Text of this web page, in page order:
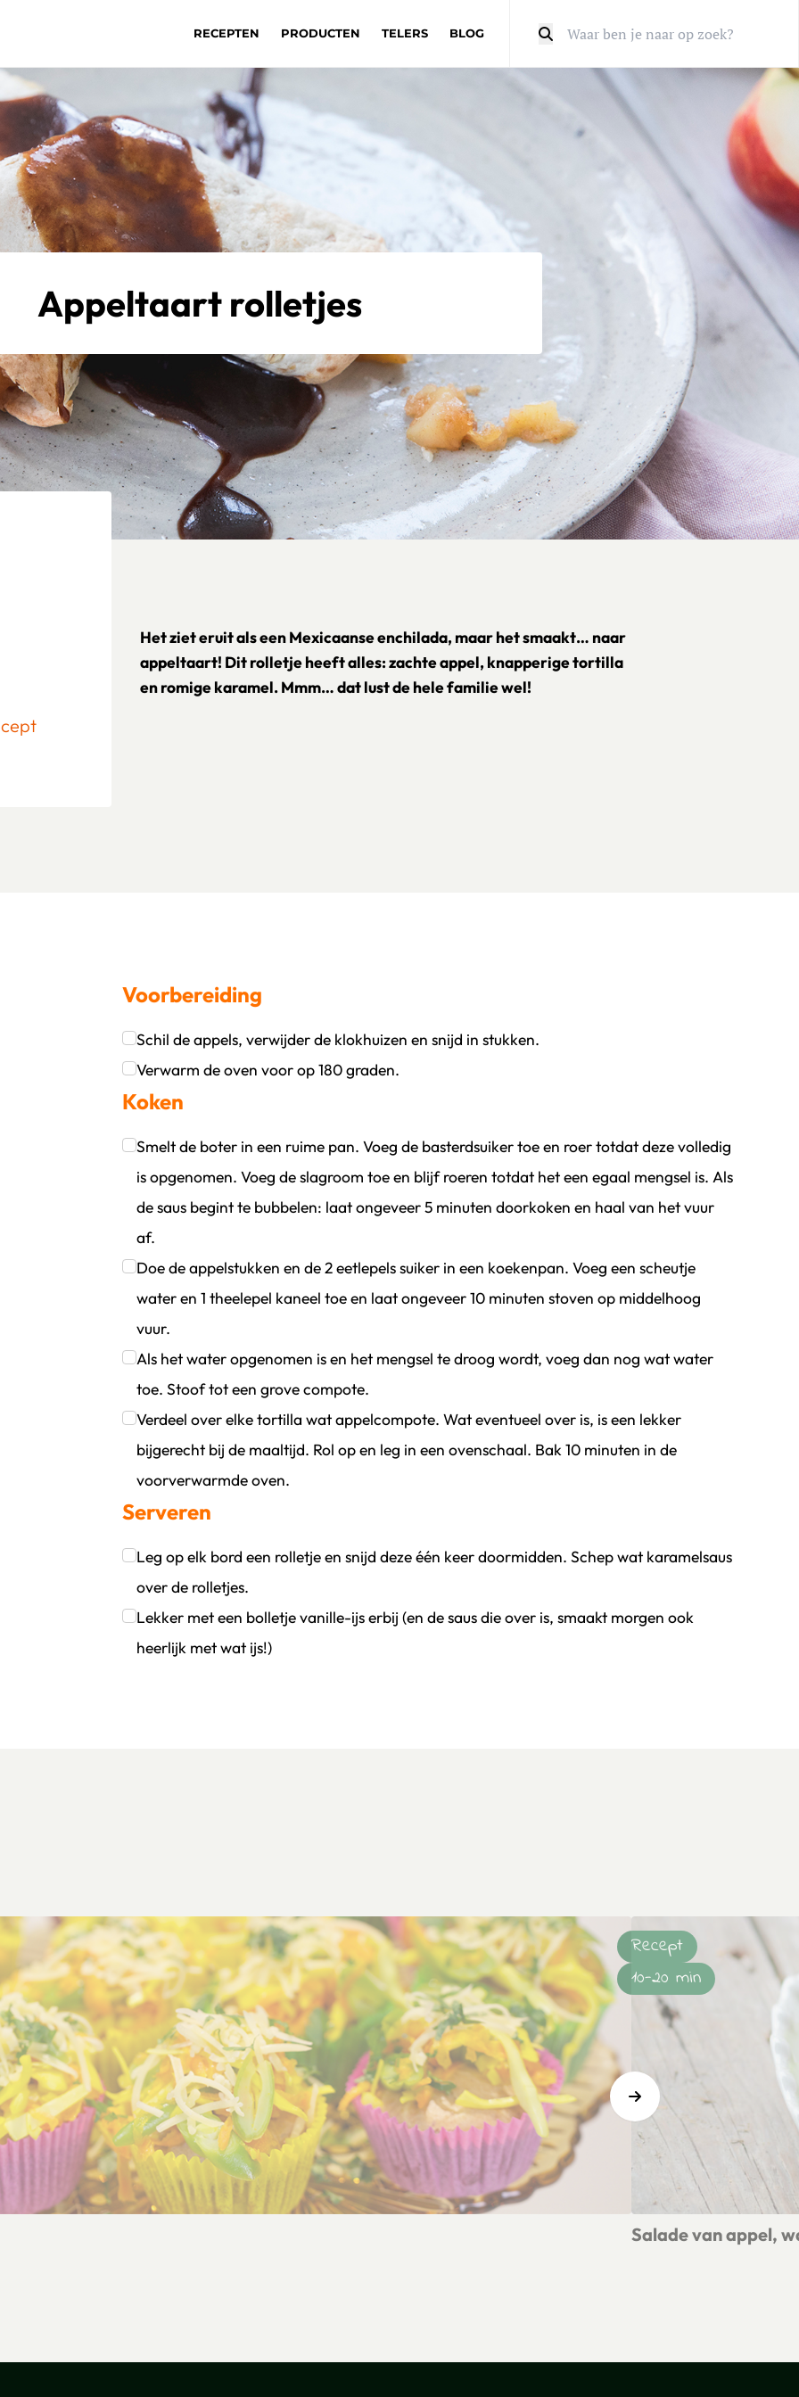
RECEPTEN PRODUCTEN TELERS BLOG
Appeltaart rolletjes
Het ziet eruit als een Mexicaanse enchilada, maar het smaakt… naar
appeltaart! Dit rolletje heeft alles: zachte appel, knapperige tortilla
en romige karamel. Mmm… dat lust de hele familie wel!
persoon
Voorbereiding
Schil de appels, verwijder de klokhuizen en snijd in stukken.
Klik om dit selectievakje aan te vinken
Verwarm de oven voor op 180 graden.
Klik om dit selectievakje aan te vinken
Koken
Smelt de boter in een ruime pan. Voeg de basterdsuiker toe en roer totdat deze volledig
is opgenomen. Voeg de slagroom toe en blijf roeren totdat het een egaal mengsel is. Als
de saus begint te bubbelen: laat ongeveer 5 minuten doorkoken en haal van het vuur
af.
Klik om dit selectievakje aan te vinken
Doe de appelstukken en de 2 eetlepels suiker in een koekenpan. Voeg een scheutje
water en 1 theelepel kaneel toe en laat ongeveer 10 minuten stoven op middelhoog
vuur.
Klik om dit selectievakje aan te vinken
Als het water opgenomen is en het mengsel te droog wordt, voeg dan nog wat water
toe. Stoof tot een grove compote.
Klik om dit selectievakje aan te vinken
Verdeel over elke tortilla wat appelcompote. Wat eventueel over is, is een lekker
bijgerecht bij de maaltijd. Rol op en leg in een ovenschaal. Bak 10 minuten in de
voorverwarmde oven.
Klik om dit selectievakje aan te vinken
Serveren
Leg op elk bord een rolletje en snijd deze één keer doormidden. Schep wat karamelsaus
over de rolletjes.
Klik om dit selectievakje aan te vinken
Lekker met een bolletje vanille-ijs erbij (en de saus die over is, smaakt morgen ook
heerlijk met wat ijs!)
Salade van appel,
Recept
10-20 min